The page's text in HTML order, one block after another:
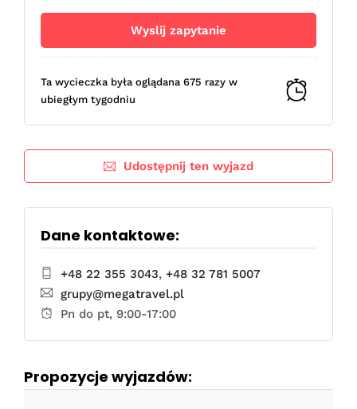
Ta wycieczka była oglądana 675 razy w
ubiegłym tygodniu
Udostępnij ten wyjazd
Dane kontaktowe:
+48 22 355 3043, +48 32 781 5007
grupy@megatravel.pl
Pn do pt, 9:00-17:00
Propozycje wyjazdów: